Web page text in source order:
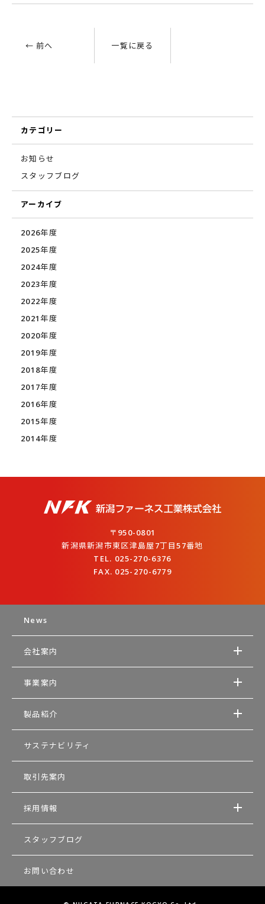
← 前へ 一覧に戻る
カテゴリー
お知らせ
スタッフブログ
アーカイブ
2026年度
2025年度
2024年度
2023年度
2022年度
2021年度
2020年度
2019年度
2018年度
2017年度
2016年度
2015年度
2014年度
〒950-0801
新潟県新潟市東区津島屋7丁目57番地
TEL. 025-270-6376
FAX. 025-270-6779
News
会社案内
事業案内
製品紹介
サステナビリティ
取引先案内
採用情報
スタッフブログ
お問い合わせ